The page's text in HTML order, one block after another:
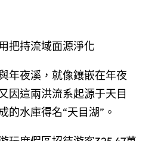
把持流域面源淨化
年夜溪，就像鑲嵌在年夜
因這兩洪流系起源于天目
的水庫得名“天目湖”。